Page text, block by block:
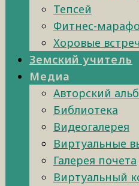
Тепсей
Фитнес-
Хоровые
Земский учитель
Медиа
Авторский
Библиотека
Видеогалерея
Виртуальные
Галерея почета
Виртуальный